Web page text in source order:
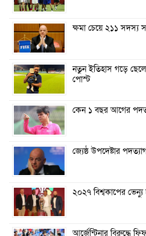
ক্ষমা চেয়ে ২১১ সদস্য
নতুন ইতিহাস গড়ে
পোস্ট
কেন ১ বছর আগের
জ্যেষ্ঠ উপদেষ্টার
২০২৭ বিশ্বকাপের